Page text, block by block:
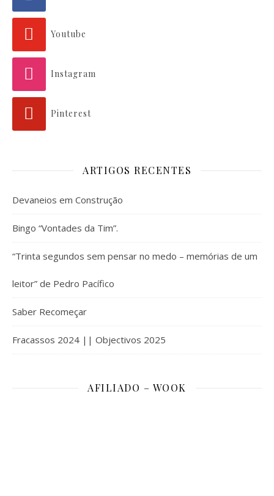
Youtube
Instagram
Pinterest
ARTIGOS RECENTES
Devaneios em Construção
Bingo “Vontades da Tim”.
“Trinta segundos sem pensar no medo – memórias de um
leitor” de Pedro Pacífico
Saber Recomeçar
Fracassos 2024 || Objectivos 2025
AFILIADO – WOOK